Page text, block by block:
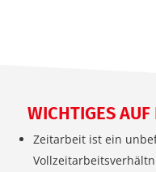
WICHTIGES
Zeitarbeit ist ein